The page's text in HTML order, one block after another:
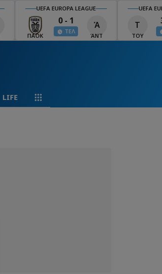
UEFA EUROPA LEAGUE
ΠΑΟΚ
0 - 1
ΤΕΛ
Ά
ΆΝΤ
UEFA
Τ
ΤΟΥ
LIFE